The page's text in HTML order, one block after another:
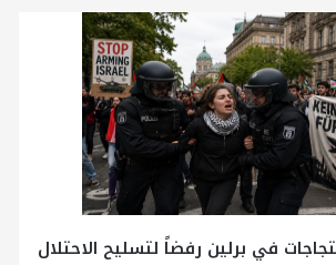
في برلين رفضاً لتسليح الاحتلال